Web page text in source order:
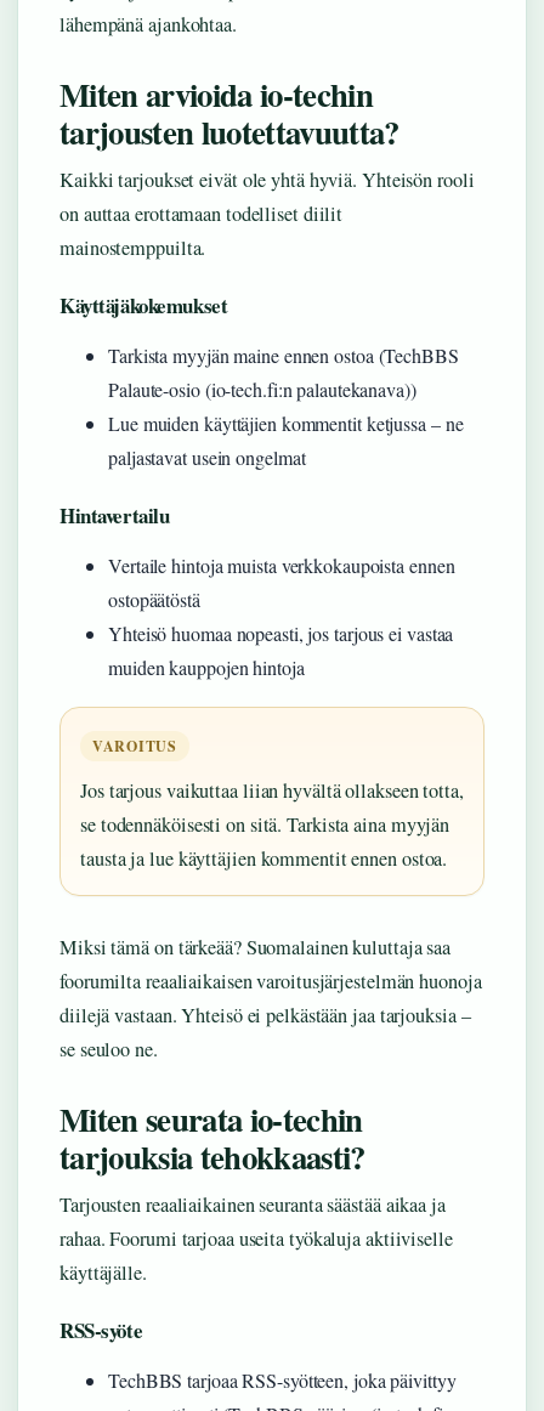
lähempänä ajankohtaa.
Miten arvioida io-techin
tarjousten luotettavuutta?
Kaikki tarjoukset eivät ole yhtä hyviä. Yhteisön rooli
on auttaa erottamaan todelliset diilit
mainostemppuilta.
Käyttäjäkokemukset
Tarkista myyjän maine ennen ostoa (TechBBS
Palaute-osio (io-tech.fi:n palautekanava))
Lue muiden käyttäjien kommentit ketjussa – ne
paljastavat usein ongelmat
Hintavertailu
Vertaile hintoja muista verkkokaupoista ennen
ostopäätöstä
Yhteisö huomaa nopeasti, jos tarjous ei vastaa
muiden kauppojen hintoja
VAROITUS
Jos tarjous vaikuttaa liian hyvältä ollakseen totta,
se todennäköisesti on sitä. Tarkista aina myyjän
tausta ja lue käyttäjien kommentit ennen ostoa.
Miksi tämä on tärkeää? Suomalainen kuluttaja saa
foorumilta reaaliaikaisen varoitusjärjestelmän huonoja
diilejä vastaan. Yhteisö ei pelkästään jaa tarjouksia –
se seuloo ne.
Miten seurata io-techin
tarjouksia tehokkaasti?
Tarjousten reaaliaikainen seuranta säästää aikaa ja
rahaa. Foorumi tarjoaa useita työkaluja aktiiviselle
käyttäjälle.
RSS-syöte
TechBBS tarjoaa RSS-syötteen, joka päivittyy